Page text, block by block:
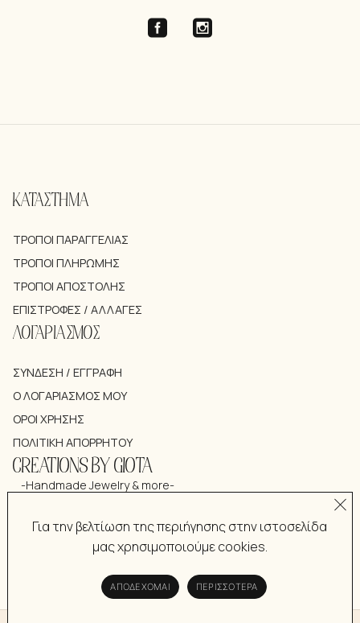
ΚΑΤΑΣΤΗΜΑ
ΤΡΌΠΟΙ ΠΑΡΑΓΓΕΛΊΑΣ
ΤΡΌΠΟΙ ΠΛΗΡΩΜΉΣ
ΤΡΌΠΟΙ ΑΠΟΣΤΟΛΉΣ
ΕΠΙΣΤΡΟΦΈΣ / ΑΛΛΑΓΈΣ
ΛΟΓΑΡΙΑΣΜΟΣ
ΣΎΝΔΕΣΗ / ΕΓΓΡΑΦΉ
Ο ΛΟΓΑΡΙΑΣΜΌΣ ΜΟΥ
ΌΡΟΙ ΧΡΉΣΗΣ
ΠΟΛΙΤΙΚΉ ΑΠΟΡΡΉΤΟΥ
CREATIONS BY GIOTA
-Handmade Jewelry & more-
Για την βελτίωση της περιήγησης στην ιστοσελίδα
μας χρησιμοποιούμε cookies.
ΑΠΟΔΈΧΟΜΑΙ ΠΕΡΙΣΣΌΤΕΡΑ